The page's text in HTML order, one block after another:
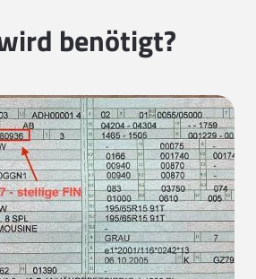
benötigt?